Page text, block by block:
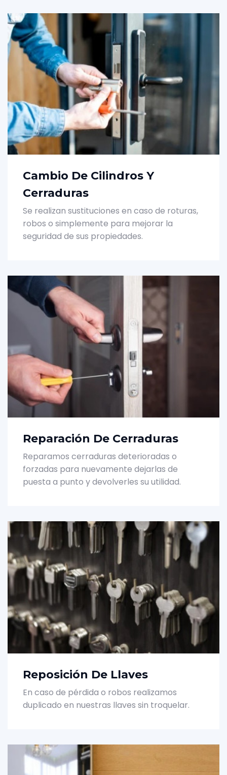
Cambio De Cilindros Y
Cerraduras
Se realizan sustituciones en caso de roturas,
robos o simplemente para mejorar la
seguridad de sus propiedades.
Reparación De Cerraduras
Reparamos cerraduras deterioradas o
forzadas para nuevamente dejarlas de
puesta a punto y devolverles su utilidad.
Reposición De Llaves
En caso de pérdida o robos realizamos
duplicado en nuestras llaves sin troquelar.